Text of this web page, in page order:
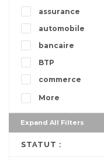
assurance
automobile
bancaire
BTP
commerce
More
Expand All Filters
STATUT :